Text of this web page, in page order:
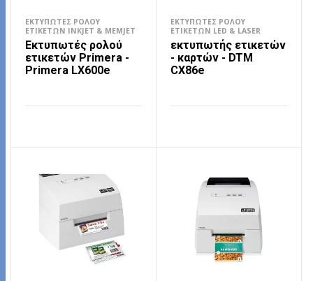
ΕΚΤΥΠΩΤΈΣ ΡΟΛΟΎ
ΕΤΙΚΕΤΏΝ INKJET & MEMJET
Εκτυπωτές ρολού
ετικετών Primera -
Primera LX600e
ΕΚΤΥΠΩΤΈΣ ΡΟΛΟΎ
ΕΤΙΚΕΤΏΝ LED & LASER
εκτυπωτής ετικετών
- καρτών - DTM
CX86e